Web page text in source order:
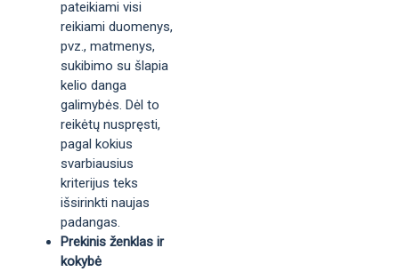
pateikiami visi
reikiami duomenys,
pvz., matmenys,
sukibimo su šlapia
kelio danga
galimybės. Dėl to
reikėtų nuspręsti,
pagal kokius
svarbiausius
kriterijus teks
išsirinkti naujas
padangas.
Prekinis ženklas ir
kokybė